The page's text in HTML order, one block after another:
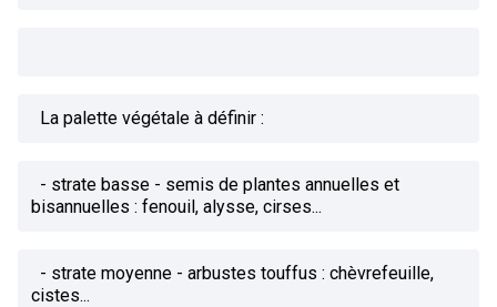
La palette végétale à définir :
- strate basse - semis de plantes annuelles et
bisannuelles : fenouil, alysse, cirses...
- strate moyenne - arbustes touffus : chèvrefeuille,
cistes...